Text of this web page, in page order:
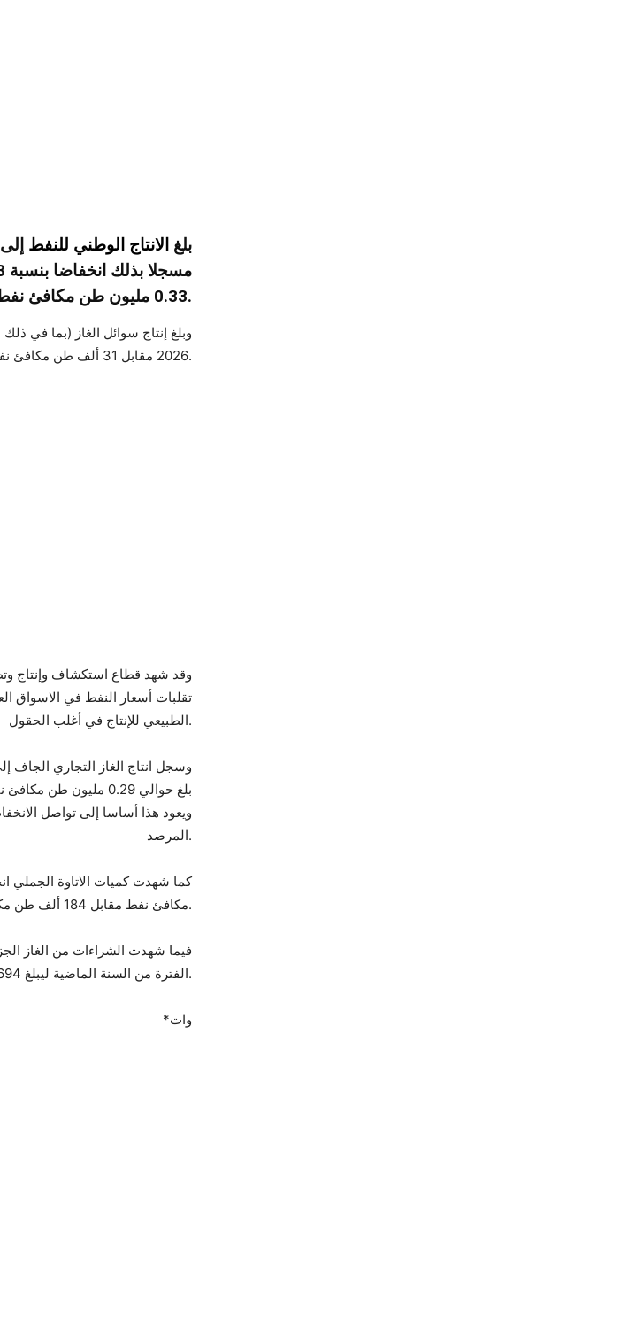
بلغ الانتاج الوطني للنفط
0.33 مليون طن مكافئ نفط، وفق مؤشرات المرصد الوطني للطاقة والمناجم.
2026 مقابل 31 ألف طن مكافئ نفط خلال نفس الفترة من سنة 2025 مسجلا إرتفاعا طفيفا بنسبة 1 بالمائة.
وقد شهد قطاع استكشاف وإنتاج
تقلبات أسعار النفط في الاسواق
الطبيعي للإنتاج في أغلب الحقول.
ويعود هذا أساسا إلى تواصل
المرصد.
مكافئ نفط مقابل 184 ألف طن مكافئ نفط خلال نفس الفترة من السنة الفارطة.
الفترة من السنة الماضية ليبلغ 694 ألف طن مكافئ نفط.
*وات